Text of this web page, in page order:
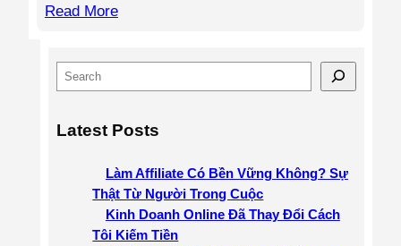
Read More
S
e
r
Latest Posts
Làm Affiliate Có Bền Vững Không? Sự
Thật Từ Người Trong Cuộc
Kinh Doanh Online Đã Thay Đổi Cách
Tôi Kiếm Tiền